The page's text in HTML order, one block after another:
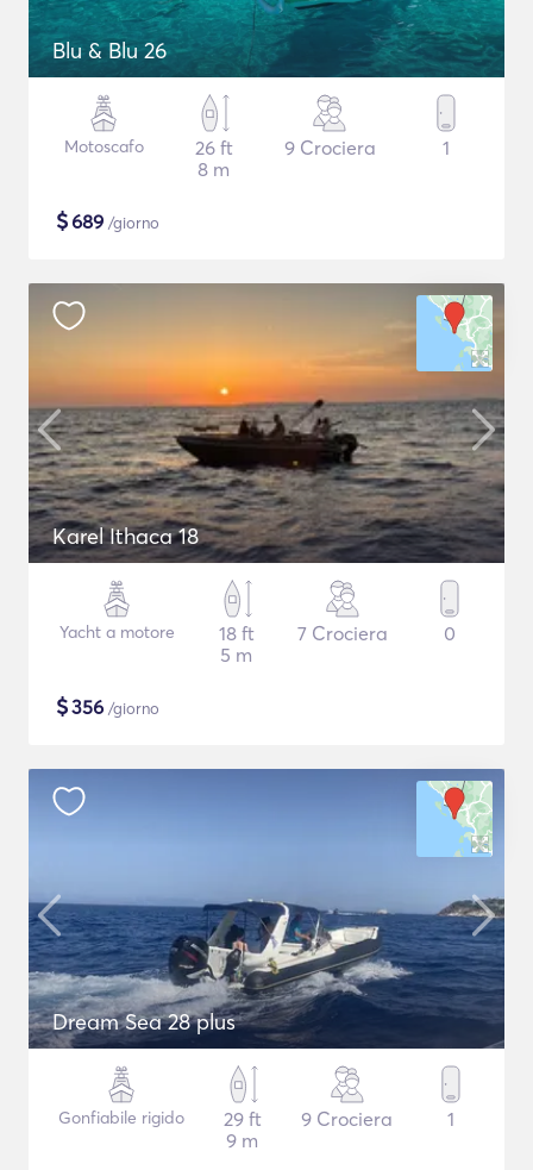
Blu & Blu 26
Motoscafo
26 ft
8 m
9 Crociera 1
$689 /giorno
Karel Ithaca 18
Yacht a motore
18 ft
5 m
7 Crociera 0
$356 /giorno
Dream Sea 28 plus
Gonfiabile rigido
29 ft
9 m
9 Crociera 1